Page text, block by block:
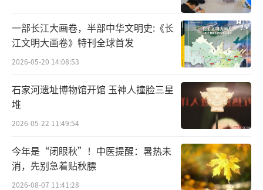
因此，在少儿美育中，要用通感的意识来
看待各种门类的艺术的关系，这对于培养孩子
们的艺术兴趣，将会起到潜移默化又润物细无
声的作用。比如，学校和家长可以通过展览、
音乐会、演出、电影、舞蹈等等各种方式与途
径，调动孩子们的多维感觉，让孩子们的感觉
系统和感受力充分得到释放。作为教育者一定
要重视少儿美育中的综合意识，全方位开发孩
子们的感受能力，全面提升孩子们的感性素
养。
一部长江大画卷，半部中华文明史:《长
江文明大画卷》特刊全球首发
2026-05-20 14:08:53
石家河遗址博物馆开馆 玉神人撞脸三星
堆
2026-05-22 11:49:54
今年是“闭眼秋”！中医提醒：暑热未
消，先别急着贴秋膘
2026-08-07 11:41:28